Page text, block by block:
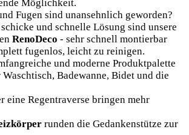
Möglichkeit.
Fugen sind unansehnlich geworden?
und schnelle Lösung sind unsere
RenoDeco - sehr schnell montierbar
fugenlos, leicht zu reinigen.
und moderne Produktpalette
Badewanne, Bidet und die
eine Regentraverse bringen mehr
runden die Gedankenstütze zur